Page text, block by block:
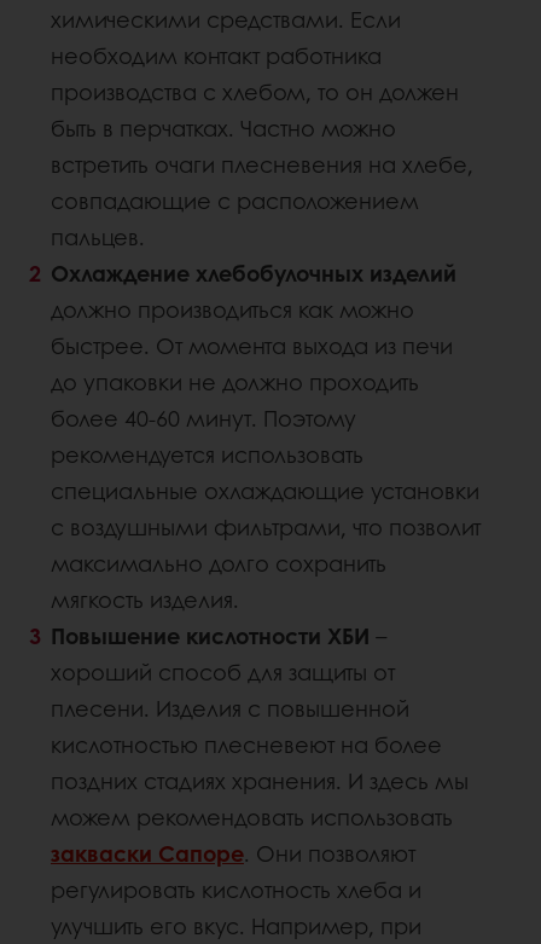
химическими средствами. Если
необходим контакт работника
производства с хлебом, то он должен
быть в перчатках. Частно можно
встретить очаги плесневения на хлебе,
совпадающие с расположением
пальцев.
Охлаждение хлебобулочных изделий
должно производиться как можно
быстрее. От момента выхода из печи
до упаковки не должно проходить
более 40-60 минут. Поэтому
рекомендуется использовать
специальные охлаждающие установки
с воздушными фильтрами, что позволит
максимально долго сохранить
мягкость изделия.
Повышение кислотности ХБИ –
хороший способ для защиты от
плесени. Изделия с повышенной
кислотностью плесневеют на более
поздних стадиях хранения. И здесь мы
можем рекомендовать использовать
закваски Сапоре. Они позволяют
регулировать кислотность хлеба и
улучшить его вкус. Например, при